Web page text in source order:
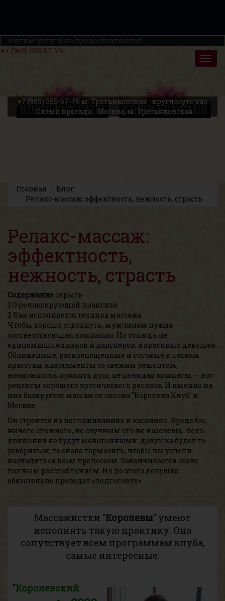
Интим-услуги не предоставляются!
+7 (969) 555-67-76
+7 (969) 555-67-76 м. Третьяковская
круглосуточно
Схема проезда
Москва, м. Третьяковская
Главная
Блог
Релакс-массаж: эффектность, нежность, страсть
Релакс-массаж:
эффектность,
нежность, страсть
Содержание скрыть
1 О релаксирующей практике
2 Как исполняется техника массажа
Чтобы хорошо отдохнуть, мужчинам нужна
соответствующая компания. Но отнюдь не
единомышленников и партнеров, а красивых девушек.
Обнаженные, раскрепощенные и готовые к ласкам
красотки, апартаменты со свежим ремонтом,
возможность принять душ, не покидая комнаты, — вот
рецепты хорошего эротического релакса. И именно на
них базируется массаж от салона "Королева Клуб" в
Москве.
Он строится на поглаживаниях и касаниях. Вроде бы,
ничего сложного, но скучным его не назовешь. Ведь
движения не будут монотонными: девушка будет то
ускоряться, то снова тормозить, чтобы вы успели
насладиться всем процессом. Заканчивается сеанс
полным расслаблением. Но до этого девушка
обязательно проведет «подготовку».
Массажистки "Королевы" умеют
исполнять такую практику. Она
сопутствует всем программам клуба,
самые интересные:
"Королевский